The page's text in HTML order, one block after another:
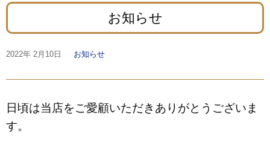
お知らせ
2022年 2月10日 お知らせ
日頃は当店をご愛顧いただきありがとうございま
す。